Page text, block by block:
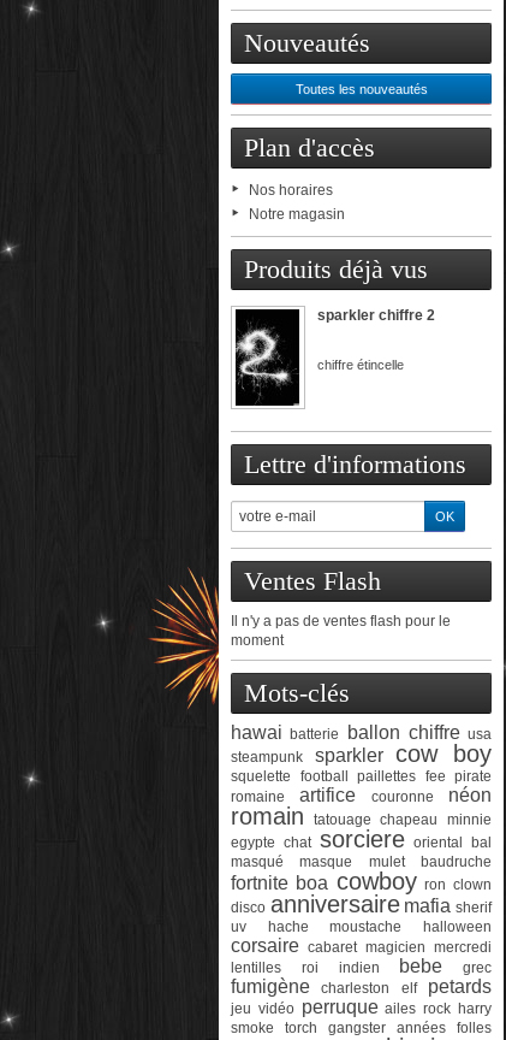
Nouveautés
Toutes les nouveautés
Plan d'accès
Nos horaires
Notre magasin
Produits déjà vus
sparkler chiffre 2
chiffre étincelle
Lettre d'informations
Ventes Flash
Il n'y a pas de ventes flash pour le
moment
Mots-clés
hawai batterie ballon chiffre usa
steampunk
sparkler cow boy
squelette football paillettes fee pirate
romaine
artifice couronne néon
romain tatouage chapeau
minnie
egypte chat sorciere oriental bal
masqué
masque mulet baudruche
fortnite boa cowboy ron clown
disco anniversaire mafia sherif
uv
hache moustache halloween
corsaire cabaret magicien mercredi
lentilles
roi indien bebe grec
fumigène charleston elf petards
jeu vidéo perruque ailes rock harry
smoke torch
gangster années folles